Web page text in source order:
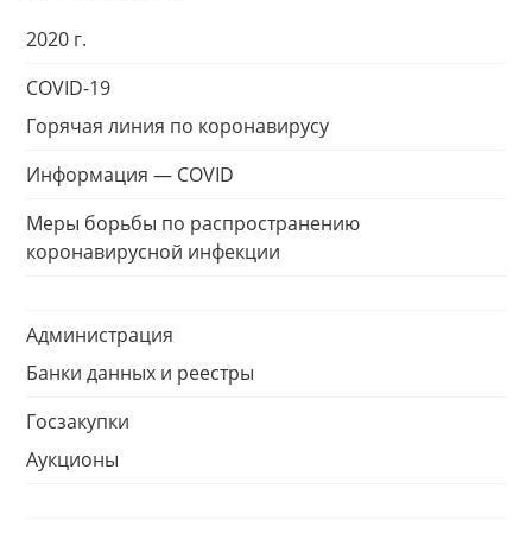
2020 г.
COVID-19
Горячая линия по коронавирусу
Информация — COVID
Меры борьбы по распространению
коронавирусной инфекции
Администрация
Банки данных и реестры
Госзакупки
Аукционы